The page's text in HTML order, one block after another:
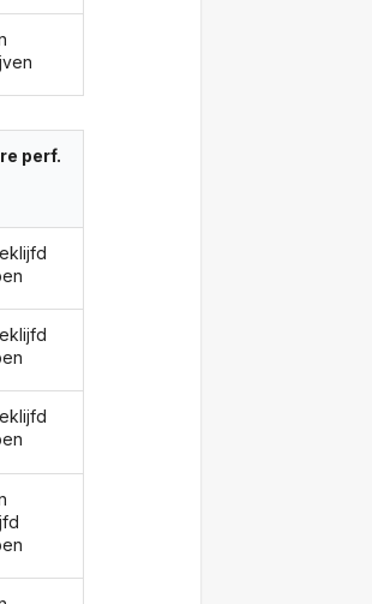
perf.